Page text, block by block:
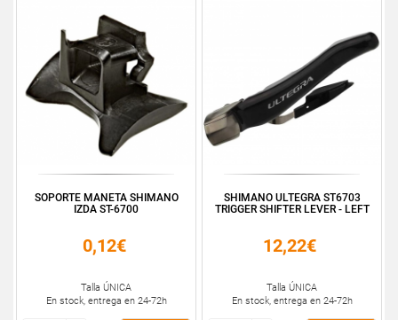
SOPORTE MANETA SHIMANO
IZDA ST-6700
0,12€
Talla ÚNICA
En stock, entrega en 24-72h
SHIMANO ULTEGRA ST6703
TRIGGER SHIFTER LEVER - LEFT
12,22€
Talla ÚNICA
En stock, entrega en 24-72h